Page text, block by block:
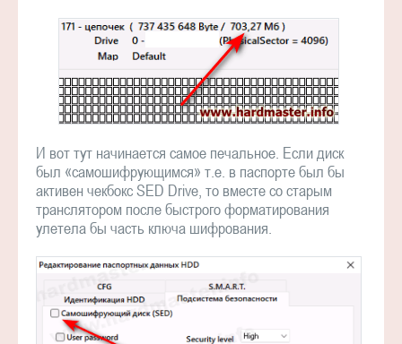
И вот тут начинается самое печальное. Если диск
был «самошифрующимся» т.е. в паспорте был бы
активен чекбокс SED Drive, то вместе со старым
транслятором после быстрого форматирования
улетела бы часть ключа шифрования.